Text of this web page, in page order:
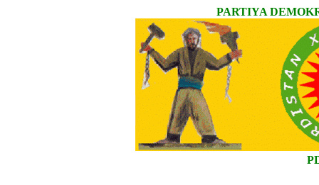
PARTIYA